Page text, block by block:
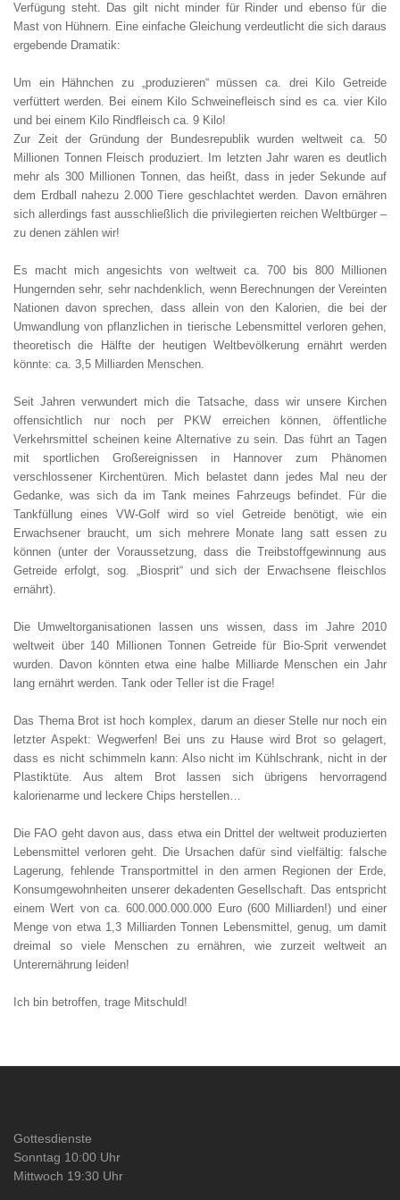
Verfügung steht. Das gilt nicht minder für Rinder und ebenso für die
Mast von Hühnern. Eine einfache Gleichung verdeutlicht die sich daraus
ergebende Dramatik:
Um ein Hähnchen zu „produzieren“ müssen ca. drei Kilo Getreide
verfüttert werden. Bei einem Kilo Schweinefleisch sind es ca. vier Kilo
und bei einem Kilo Rindfleisch ca. 9 Kilo!
Zur Zeit der Gründung der Bundesrepublik wurden weltweit ca. 50
Millionen Tonnen Fleisch produziert. Im letzten Jahr waren es deutlich
mehr als 300 Millionen Tonnen, das heißt, dass in jeder Sekunde auf
dem Erdball nahezu 2.000 Tiere geschlachtet werden. Davon ernähren
sich allerdings fast ausschließlich die privilegierten reichen Weltbürger –
zu denen zählen wir!
Es macht mich angesichts von weltweit ca. 700 bis 800 Millionen
Hungernden sehr, sehr nachdenklich, wenn Berechnungen der Vereinten
Nationen davon sprechen, dass allein von den Kalorien, die bei der
Umwandlung von pflanzlichen in tierische Lebensmittel verloren gehen,
theoretisch die Hälfte der heutigen Weltbevölkerung ernährt werden
könnte: ca. 3,5 Milliarden Menschen.
Seit Jahren verwundert mich die Tatsache, dass wir unsere Kirchen
offensichtlich nur noch per PKW erreichen können, öffentliche
Verkehrsmittel scheinen keine Alternative zu sein. Das führt an Tagen
mit sportlichen Großereignissen in Hannover zum Phänomen
verschlossener Kirchentüren. Mich belastet dann jedes Mal neu der
Gedanke, was sich da im Tank meines Fahrzeugs befindet. Für die
Tankfüllung eines VW-Golf wird so viel Getreide benötigt, wie ein
Erwachsener braucht, um sich mehrere Monate lang satt essen zu
können (unter der Voraussetzung, dass die Treibstoffgewinnung aus
Getreide erfolgt, sog. „Biosprit“ und sich der Erwachsene fleischlos
ernährt).
Die Umweltorganisationen lassen uns wissen, dass im Jahre 2010
weltweit über 140 Millionen Tonnen Getreide für Bio-Sprit verwendet
wurden. Davon könnten etwa eine halbe Milliarde Menschen ein Jahr
lang ernährt werden. Tank oder Teller ist die Frage!
Das Thema Brot ist hoch komplex, darum an dieser Stelle nur noch ein
letzter Aspekt: Wegwerfen! Bei uns zu Hause wird Brot so gelagert,
dass es nicht schimmeln kann: Also nicht im Kühlschrank, nicht in der
Plastiktüte. Aus altem Brot lassen sich übrigens hervorragend
kalorienarme und leckere Chips herstellen…
Die FAO geht davon aus, dass etwa ein Drittel der weltweit produzierten
Lebensmittel verloren geht. Die Ursachen dafür sind vielfältig: falsche
Lagerung, fehlende Transportmittel in den armen Regionen der Erde,
Konsumgewohnheiten unserer dekadenten Gesellschaft. Das entspricht
einem Wert von ca. 600.000.000.000 Euro (600 Milliarden!) und einer
Menge von etwa 1,3 Milliarden Tonnen Lebensmittel, genug, um damit
dreimal so viele Menschen zu ernähren, wie zurzeit weltweit an
Unterernährung leiden!
Ich bin betroffen, trage Mitschuld!
Gottesdienste
Sonntag 10:00 Uhr
Mittwoch 19:30 Uhr